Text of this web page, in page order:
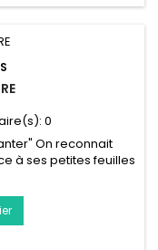
0
On reconnait
à ses petites feuilles
et plus raffiné que
pour agrémenter vos
Il se marie
pourquoi pas dans...